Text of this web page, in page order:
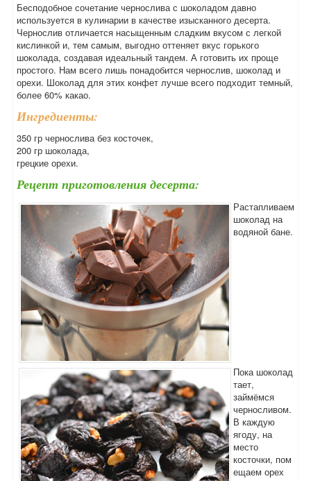
Бесподобное сочетание чернослива с шоколадом давно
используется в кулинарии в качестве изысканного десерта.
Чернослив отличается насыщенным сладким вкусом с легкой
кислинкой и, тем самым, выгодно оттеняет вкус горького
шоколада, создавая идеальный тандем. А готовить их проще
простого. Нам всего лишь понадобится чернослив, шоколад и
орехи. Шоколад для этих конфет лучше всего подходит темный,
более 60% какао.
Ингредиенты:
350 гр чернослива без косточек,
200 гр шоколада,
грецкие орехи.
Рецепт приготовления десерта:
Растапливаем
шоколад на
водяной бане.
Пока шоколад
тает,
займёмся
черносливом.
В каждую
ягоду, на
место
косточки, пом
ещаем орех